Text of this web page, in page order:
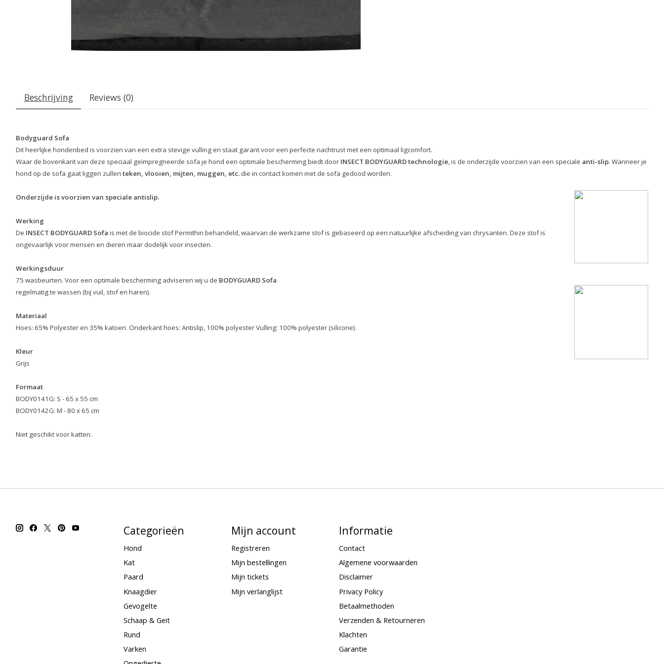
Beschrijving Reviews (0)
Bodyguard Sofa
Dit heerlijke hondenbed is voorzien van een extra stevige vulling en staat garant voor een perfecte nachtrust met een optimaal ligcomfort.
Waar de bovenkant van deze speciaal geïmpregneerde sofa je hond een optimale bescherming biedt door INSECT BODYGUARDtechnologie, is de onderzijde voorzien van een speciale anti-slip. Wanneer je
hond op de sofa gaat liggen zullen teken, vlooien, mijten, muggen, etc. die in contact komen met de sofa gedood worden.
Onderzijde is voorzien van speciale antislip.
Werking
De INSECT BODYGUARD Sofa is met de biocide stof Permithin behandeld, waarvan de werkzame stof is gebaseerd op een natuurlijke afscheiding van chrysanten. Deze stof is
ongevaarlijk voor mensen en dieren maar dodelijk voor insecten.
Werkingsduur
75 wasbeurten. Voor een optimale bescherming adviseren wij u de BODYGUARD Sofa
regelmatig te wassen (bij vuil, stof en haren).
Materiaal
Hoes: 65% Polyester en 35% katoen. Onderkant hoes: Antislip, 100% polyester Vulling: 100% polyester (silicone).
Kleur
Grijs
Formaat
BODY0141G: S - 65 x 55 cm
BODY0142G: M - 80 x 65 cm
Niet geschikt voor katten.
Categorieën
Hond
Kat
Paard
Knaagdier
Gevogelte
Schaap & Geit
Rund
Varken
Mijn account
Registreren
Mijn bestellingen
Mijn tickets
Mijn verlanglijst
Informatie
Contact
Algemene voorwaarden
Disclaimer
Privacy Policy
Betaalmethoden
Verzenden & Retourneren
Klachten
Garantie